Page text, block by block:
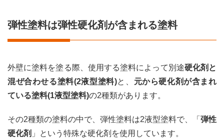
性塗料
5
弾性塗料は弾性硬化剤が含まれる塗料
外壁に塗料を塗る際、使用する塗料によって別途硬化剤と
混ぜ合わせる塗料(2液型塗料)と、 元から硬化剤が含まれ
ている塗料(1液型塗料)の2種類があります。
その2種類の塗料の中で、弾性塗料は2液型塗料で、「 弾性
硬化剤 」という特殊な硬化剤を使用しています。